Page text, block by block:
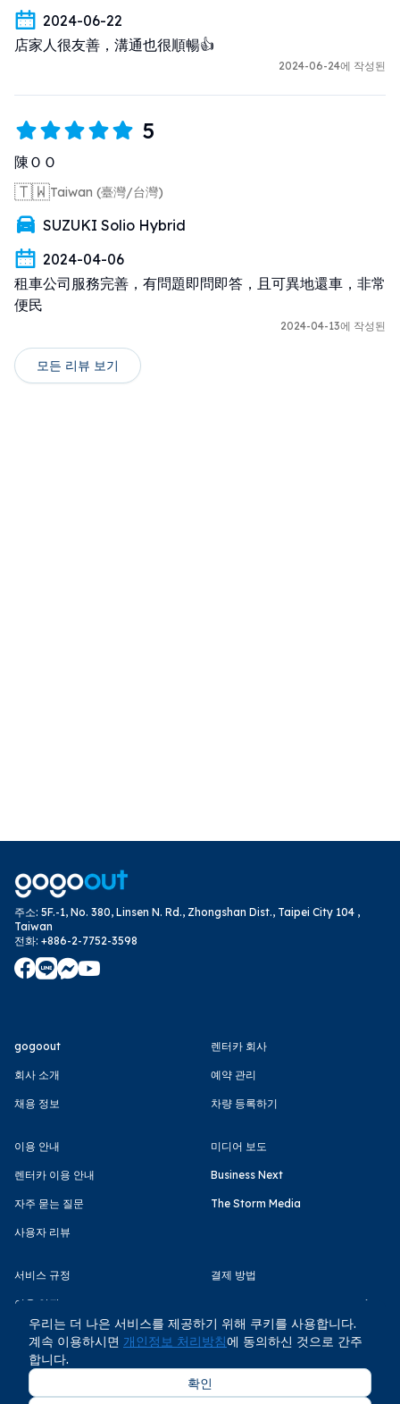
2024-06-22
店家人很友善，溝通也很順暢👍
2024-06-24에 작성된
5
陳ＯＯ
🇹🇼Taiwan (臺灣/台灣)
SUZUKI Solio Hybrid
2024-04-06
租車公司服務完善，有問題即問即答，且可異地還車，非常
便民
2024-04-13에 작성된
모든 리뷰 보기
주소: 5F.-1, No. 380, Linsen N. Rd., Zhongshan Dist., Taipei City 104 ,
Taiwan
전화: +886-2-7752-3598
gogoout
회사 소개
채용 정보
렌터카 회사
예약 관리
차량 등록하기
이용 안내
렌터카 이용 안내
자주 묻는 질문
사용자 리뷰
미디어 보도
Business Next
The Storm Media
서비스 규정
이용 약관
개인정보 처리방침
결제 방법
우리는 더 나은 서비스를 제공하기 위해 쿠키를 사용합니다.
계속 이용하시면 개인정보 처리방침에 동의하신 것으로 간주
합니다.
확인